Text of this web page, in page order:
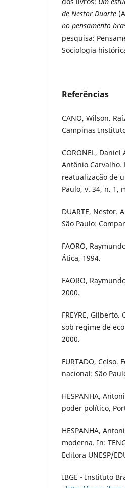
de Nestor Duarte
no pensamento
pesquisa:
Sociologia
Referências
CANO, Wilson.
Campinas
CORONEL, Daniel
Antônio
reatualização de
Paulo, v. 34, n. 1,
DUARTE, Nestor.
São Paulo:
FAORO,
Ática, 1994.
FAORO,
2000.
FREYRE,
sob regime de
2000.
FURTADO,
nacional: São
HESPANHA,
poder político,
HESPANHA,
moderna. In:
Editora UNESP/
IBGE - Instituto